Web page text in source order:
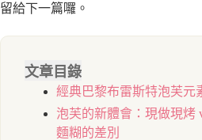
留給下一篇囉。
文章目錄
經典巴黎布雷斯特泡芙元
泡芙的新體會：現做現烤
麵糊的差別